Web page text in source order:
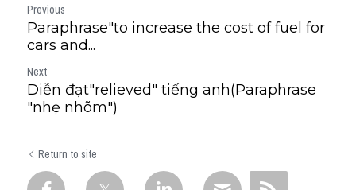
Previous
Paraphrase"to increase the cost of fuel for
cars and...
Next
Diễn đạt"relieved" tiếng anh(Paraphrase
"nhẹ nhõm")
Return to site